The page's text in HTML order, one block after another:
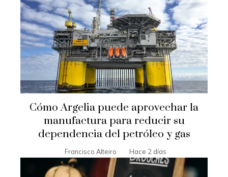
Cómo Argelia puede aprovechar la
manufactura para reducir su
dependencia del petróleo y gas
Francisco Alteiro Hace 2 días